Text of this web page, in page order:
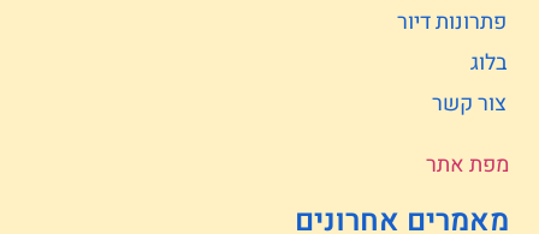
פתרונות דיור
בלוג
צור קשר
מפת אתר
מאמרים אחרונים